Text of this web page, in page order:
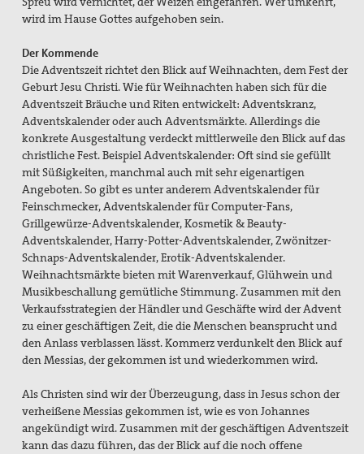
wird im Hause Gottes aufgehoben sein.
Der Kommende
Die Adventszeit richtet den Blick auf Weihnachten, dem Fest der
Geburt Jesu Christi. Wie für Weihnachten haben sich für die
Adventszeit Bräuche und Riten entwickelt: Adventskranz,
Adventskalender oder auch Adventsmärkte. Allerdings die
konkrete Ausgestaltung verdeckt mittlerweile den Blick auf das
christliche Fest. Beispiel Adventskalender: Oft sind sie gefüllt
mit Süßigkeiten, manchmal auch mit sehr eigenartigen
Angeboten. So gibt es unter anderem Adventskalender für
Feinschmecker, Adventskalender für Computer-Fans,
Grillgewürze-Adventskalender, Kosmetik & Beauty-
Adventskalender, Harry-Potter-Adventskalender, Zwönitzer-
Schnaps-Adventskalender, Erotik-Adventskalender.
Weihnachtsmärkte bieten mit Warenverkauf, Glühwein und
Musikbeschallung gemütliche Stimmung. Zusammen mit den
Verkaufsstrategien der Händler und Geschäfte wird der Advent
zu einer geschäftigen Zeit, die die Menschen beansprucht und
den Anlass verblassen lässt. Kommerz verdunkelt den Blick auf
den Messias, der gekommen ist und wiederkommen wird.
Als Christen sind wir der Überzeugung, dass in Jesus schon der
verheißene Messias gekommen ist, wie es von Johannes
angekündigt wird. Zusammen mit der geschäftigen Adventszeit
kann das dazu führen, das der Blick auf die noch offene